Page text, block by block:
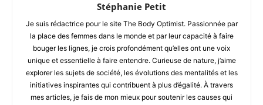
Stéphanie Petit
Je suis rédactrice pour le site The Body Optimist. Passionnée par
la place des femmes dans le monde et par leur capacité à faire
bouger les lignes, je crois profondément qu’elles ont une voix
unique et essentielle à faire entendre. Curieuse de nature, j’aime
explorer les sujets de société, les évolutions des mentalités et les
initiatives inspirantes qui contribuent à plus d’égalité. À travers
mes articles, je fais de mon mieux pour soutenir les causes qui